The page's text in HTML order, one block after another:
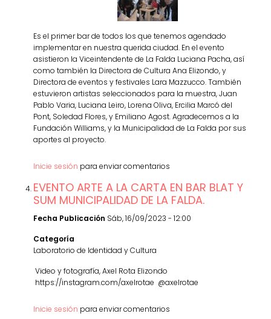
Es el primer bar de todos los que tenemos agendado
implementar en nuestra querida ciudad. En el evento
asistieron la Viceintendente de La Falda Luciana Pacha, así
como también la Directora de Cultura Ana Elizondo, y
Directora de eventos y festivales Lara Mazzucco. También
estuvieron artistas seleccionados para la muestra, Juan
Pablo Varia, Luciana Leiro, Lorena Oliva, Ercilia Marcó del
Pont, Soledad Flores, y Emiliano Agost. Agradecemos a la
Fundación Williams, y la Municipalidad de La Falda por sus
aportes al proyecto.
Inicie sesión para enviar comentarios
EVENTO ARTE A LA CARTA EN BAR BLAT Y
SUM MUNICIPALIDAD DE LA FALDA.
Fecha Publicación Sáb, 16/09/2023 - 12:00
Categoría
Laboratorio de Identidad y Cultura
Video y fotografía, Axel Rota Elizondo
https://instagram.com/axelrotae @axelrotae
Inicie sesión para enviar comentarios